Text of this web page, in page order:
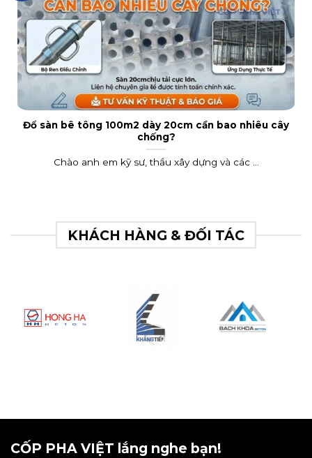
Đổ sàn bê tông 100m2 dày 20cm cần bao nhiêu cây
chống?
Chào anh em kỹ sư, thầu xây dựng và các ...
KHÁCH HÀNG & ĐỐI TÁC
CỐP PHA VIỆT lắng nghe bạn!